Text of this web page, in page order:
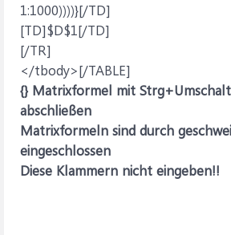
1:1000))))}[/TD]
[TD]$D$1[/TD]
[/TR]
</tbody>[/TABLE]
{} Matrixformel mit
abschließen
Matrixformeln sind durch
eingeschlossen
Diese Klammern nicht eingeben!!